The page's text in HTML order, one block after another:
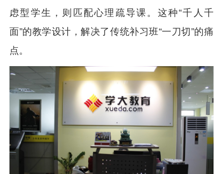
虑型学生，则匹配心理疏导课。这种“千人千
面”的教学设计，解决了传统补习班“一刀切”的痛
点。